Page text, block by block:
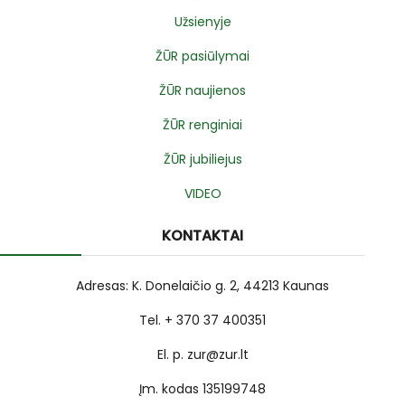
Užsienyje
ŽŪR pasiūlymai
ŽŪR naujienos
ŽŪR renginiai
ŽŪR jubiliejus
VIDEO
KONTAKTAI
Adresas: K. Donelaičio g. 2, 44213 Kaunas
Tel. + 370 37 400351
El. p. zur@zur.lt
Įm. kodas 135199748